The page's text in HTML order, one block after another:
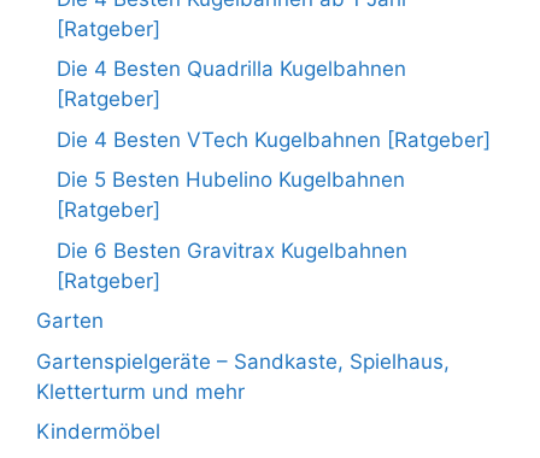
[Ratgeber]
Die 4 Besten Quadrilla Kugelbahnen
[Ratgeber]
Die 4 Besten VTech Kugelbahnen [Ratgeber]
Die 5 Besten Hubelino Kugelbahnen
[Ratgeber]
Die 6 Besten Gravitrax Kugelbahnen
[Ratgeber]
Garten
Gartenspielgeräte – Sandkaste, Spielhaus,
Kletterturm und mehr
Kindermöbel